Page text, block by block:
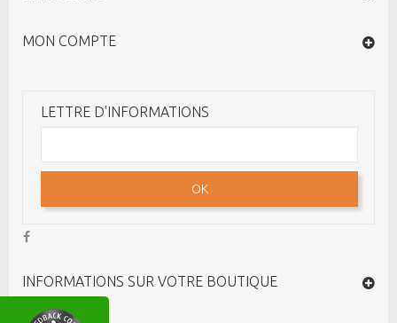
MON COMPTE
LETTRE D'INFORMATIONS
OK
INFORMATIONS SUR VOTRE BOUTIQUE